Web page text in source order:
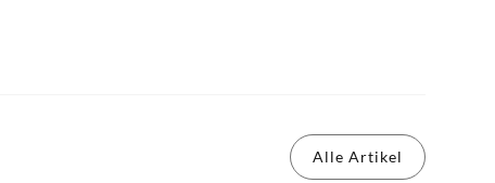
Alle Artikel